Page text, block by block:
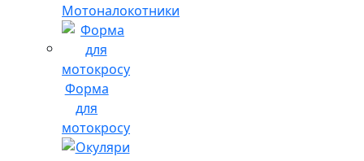
Мотоналокотники
Форма
для
мотокросу